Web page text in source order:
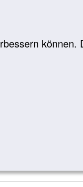
können.